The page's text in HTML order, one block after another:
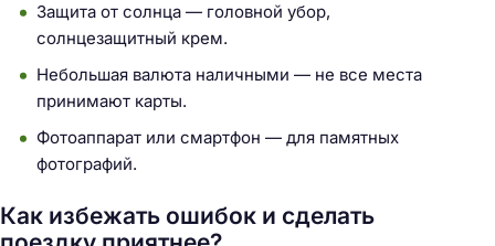
Защита от солнца — головной убор,
солнцезащитный крем.
Небольшая валюта наличными — не все места
принимают карты.
Фотоаппарат или смартфон — для памятных
фотографий.
Как избежать ошибок и сделать